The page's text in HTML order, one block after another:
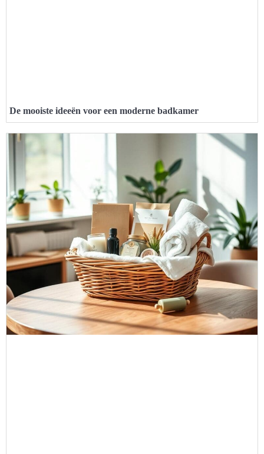
De mooiste ideeën voor een moderne badkamer